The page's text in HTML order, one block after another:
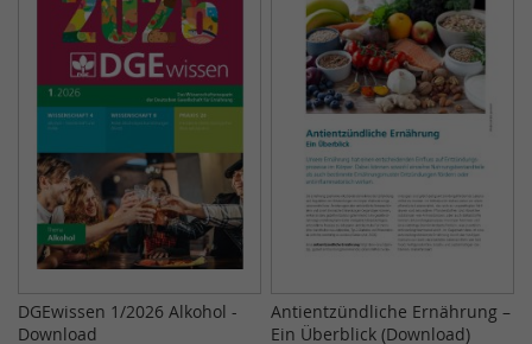
DGEwissen 1/2026 Alkohol -
Download
Antientzündliche Ernährung –
Ein Überblick (Download)